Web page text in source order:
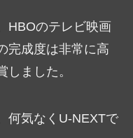
HBOのテレビ映画
完成度は非常に高
しました。
何気なくU-NEXTで